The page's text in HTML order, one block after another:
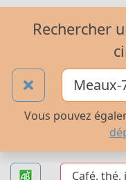
Rechercher
Vous pouvez